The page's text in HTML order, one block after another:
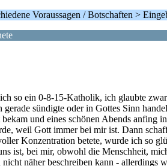
Voraussagen / Botschaften >
so ein 0-8-15-Katholik, ich glaubte
gerade sündigte oder in Gottes Sinn
und eines schönen Abends anfing
weil Gott immer bei mir ist. Dann
Konzentration betete, wurde ich so
ist, bei mir, obwohl die Menschheit,
näher beschreiben kann - allerdings